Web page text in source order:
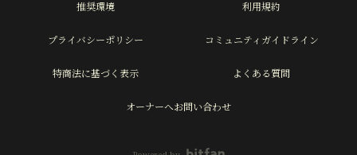
推奨環境 利用規約
プライバシーポリシー コミュニティガイドライン
特商法に基づく表示 よくある質問
オーナーへお問い合わせ